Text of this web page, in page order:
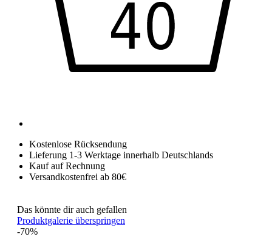
Kostenlose Rücksendung
Lieferung 1-3 Werktage innerhalb Deutschlands
Kauf auf Rechnung
Versandkostenfrei ab 80€
Das könnte dir auch gefallen
Produktgalerie überspringen
-70%